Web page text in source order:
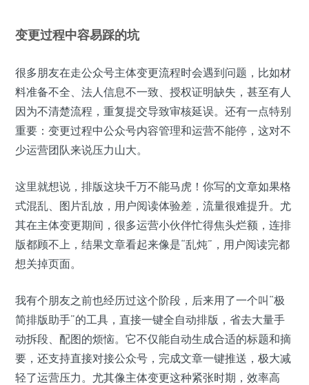
变更过程中容易踩的坑
很多朋友在走公众号主体变更流程时会遇到问题，比如材
料准备不全、法人信息不一致、授权证明缺失，甚至有人
因为不清楚流程，重复提交导致审核延误。还有一点特别
重要：变更过程中公众号内容管理和运营不能停，这对不
少运营团队来说压力山大。
这里就想说，排版这块千万不能马虎！你写的文章如果格
式混乱、图片乱放，用户阅读体验差，流量很难提升。尤
其在主体变更期间，很多运营小伙伴忙得焦头烂额，连排
版都顾不上，结果文章看起来像是“乱炖”，用户阅读完都
想关掉页面。
我有个朋友之前也经历过这个阶段，后来用了一个叫“极
简排版助手”的工具，直接一键全自动排版，省去大量手
动拆段、配图的烦恼。它不仅能自动生成合适的标题和摘
要，还支持直接对接公众号，完成文章一键推送，极大减
轻了运营压力。尤其像主体变更这种紧张时期，效率高